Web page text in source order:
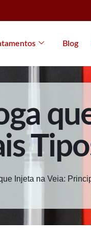
Blog
Injeta na Veia: